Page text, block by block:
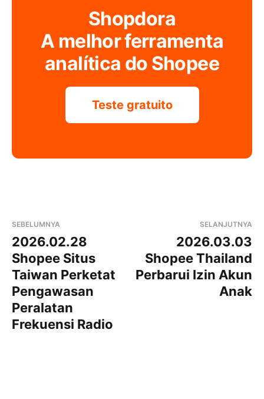
Shopdora
A melhor ferramenta
analítica do Shopee
Teste gratuito
SEBELUMNYA
2026.02.28
Shopee Situs
Taiwan Perketat
Pengawasan
Peralatan
Frekuensi Radio
SELANJUTNYA
2026.03.03
Shopee Thailand
Perbarui Izin Akun
Anak